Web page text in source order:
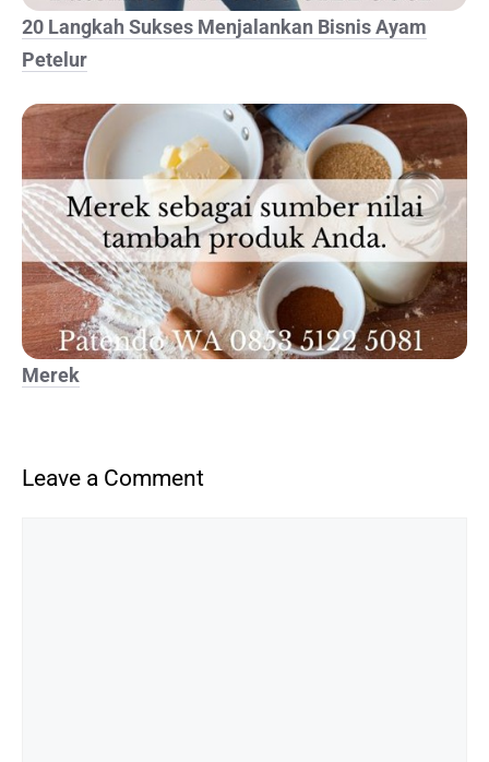
20 Langkah Sukses Menjalankan Bisnis Ayam
Petelur
Merek
Leave a Comment